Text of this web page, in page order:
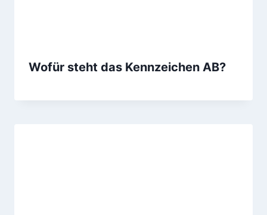
Wofür steht das Kennzeichen AB?